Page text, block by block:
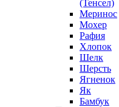
(Тенсел)
Меринос
Мохер
Рафия
Хлопок
Шелк
Шерсть
Ягненок
Як
Бамбук